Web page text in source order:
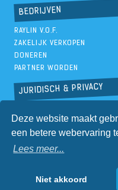
Deze website maakt
een betere webervaring
Lees meer...
Niet akkoord
BEDRIJVEN
RAYLIN V.O.F.
ZAKELIJK VERKOPEN
DONEREN
PARTNER WORDEN
JURIDISCH & PRIVACY
ALGEMENE VOORWAARDEN